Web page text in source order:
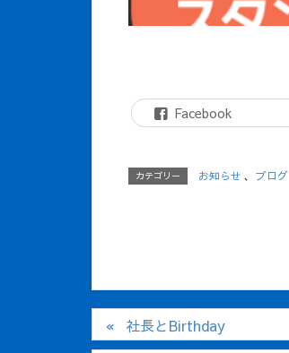
Facebook
カテゴリー お知らせ 、 ブログ
社長とBirthday